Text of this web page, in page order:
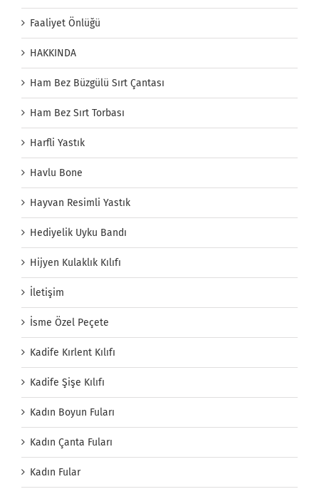
Faaliyet Önlüğü
HAKKINDA
Ham Bez Büzgülü Sırt Çantası
Ham Bez Sırt Torbası
Harfli Yastık
Havlu Bone
Hayvan Resimli Yastık
Hediyelik Uyku Bandı
Hijyen Kulaklık Kılıfı
İletişim
İsme Özel Peçete
Kadife Kırlent Kılıfı
Kadife Şişe Kılıfı
Kadın Boyun Fuları
Kadın Çanta Fuları
Kadın Fular